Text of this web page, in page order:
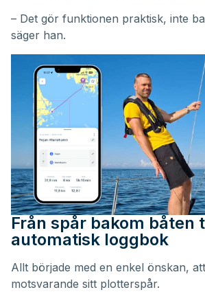
– Det gör funktionen praktisk, inte
säger han.
Från spår bakom båten
automatisk loggbok
Allt började med en enkel önskan,
motsvarande sitt plotterspår.